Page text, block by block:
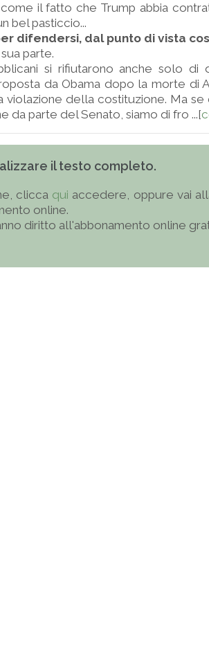
il fatto che Trump abbia
bel pasticcio...
difendersi, dal punto di vista
parte.
si rifiutarono anche solo di
da Obama dopo la morte di
della costituzione. Ma se
da parte del Senato, siamo di fro ...[
il testo completo.
clicca qui accedere, oppure vai
online.
diritto all'abbonamento online